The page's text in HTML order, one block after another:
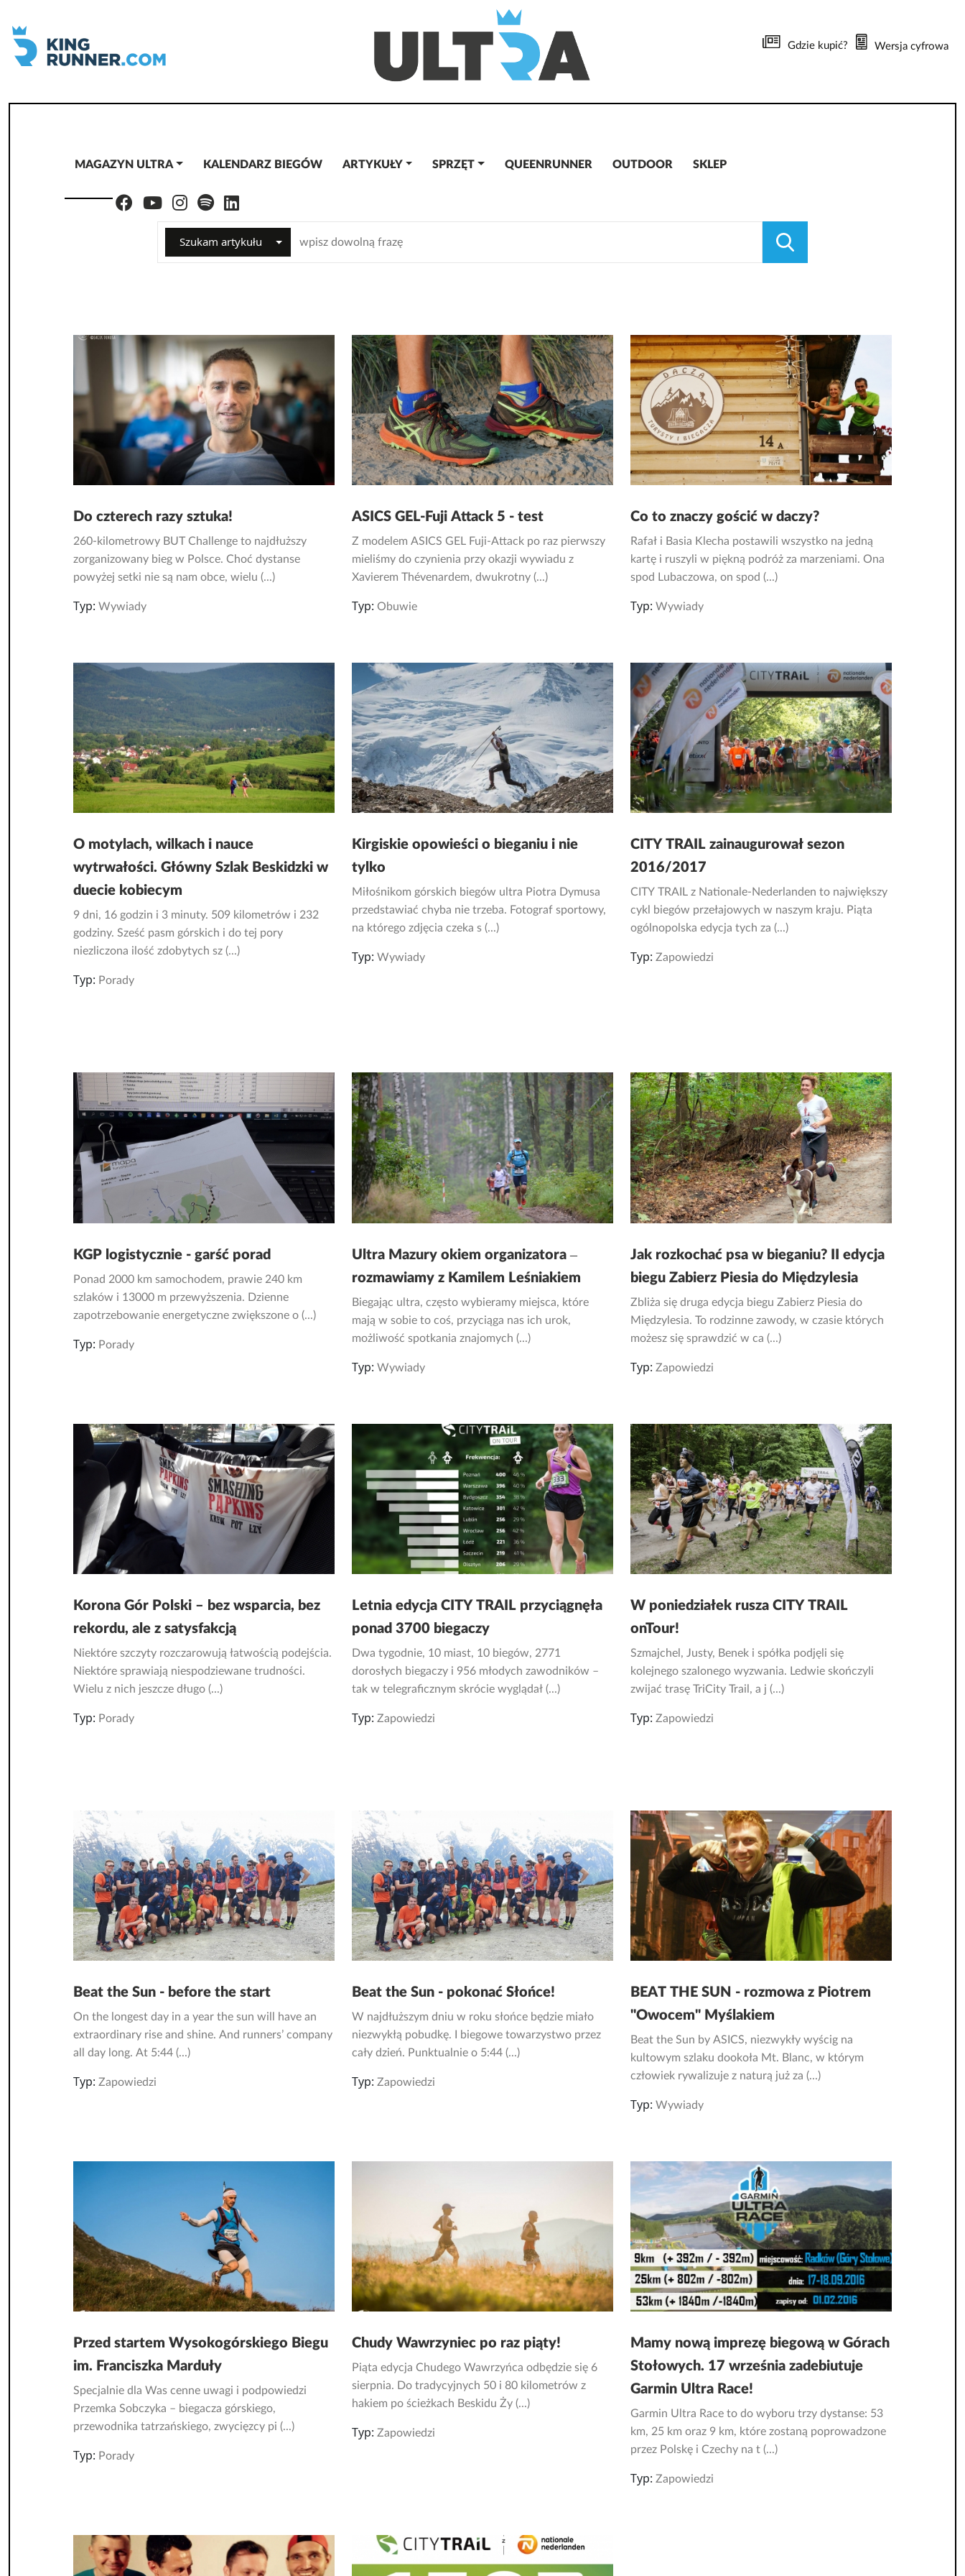
Gdzie kupić? Wersja cyfrowa
MAGAZYN ULTRA KALENDARZ BIEGÓW ARTYKUŁY SPRZĘT QUEENRUNNER OUTDOOR SKLEP
Szukam artykułu
Do czterech razy sztuka!
260-kilometrowy BUT Challenge to najdłuższy
zorganizowany bieg w Polsce. Choć dystanse
powyżej setki nie są nam obce, wielu (...)
Typ: Wywiady
ASICS GEL-Fuji Attack 5 - test
Z modelem ASICS GEL Fuji-Attack po raz pierwszy
mieliśmy do czynienia przy okazji wywiadu z
Xavierem Thévenardem, dwukrotny (...)
Typ: Obuwie
Co to znaczy gościć w daczy?
Rafał i Basia Klecha postawili wszystko na jedną
kartę i ruszyli w piękną podróż za marzeniami. Ona
spod Lubaczowa, on spod (...)
Typ: Wywiady
O motylach, wilkach i nauce
wytrwałości. Główny Szlak Beskidzki w
duecie kobiecym
9 dni, 16 godzin i 3 minuty. 509 kilometrów i 232
godziny. Sześć pasm górskich i do tej pory
niezliczona ilość zdobytych sz (...)
Typ: Porady
Kirgiskie opowieści o bieganiu i nie
tylko
Miłośnikom górskich biegów ultra Piotra Dymusa
przedstawiać chyba nie trzeba. Fotograf sportowy,
na którego zdjęcia czeka s (...)
Typ: Wywiady
CITY TRAIL zainaugurował sezon
2016/2017
CITY TRAIL z Nationale-Nederlanden to największy
cykl biegów przełajowych w naszym kraju. Piąta
ogólnopolska edycja tych za (...)
Typ: Zapowiedzi
KGP logistycznie - garść porad
Ponad 2000 km samochodem, prawie 240 km
szlaków i 13000 m przewyższenia. Dzienne
zapotrzebowanie energetyczne zwiększone o (...)
Typ: Porady
Ultra Mazury okiem organizatora ‒
rozmawiamy z Kamilem Leśniakiem
Biegając ultra, często wybieramy miejsca, które
mają w sobie to coś, przyciąga nas ich urok,
możliwość spotkania znajomych (...)
Typ: Wywiady
Jak rozkochać psa w bieganiu? II edycja
biegu Zabierz Piesia do Międzylesia
Zbliża się druga edycja biegu Zabierz Piesia do
Międzylesia. To rodzinne zawody, w czasie których
możesz się sprawdzić w ca (...)
Typ: Zapowiedzi
Korona Gór Polski – bez wsparcia, bez
rekordu, ale z satysfakcją
Niektóre szczyty rozczarowują łatwością podejścia.
Niektóre sprawiają niespodziewane trudności.
Wielu z nich jeszcze długo (...)
Typ: Porady
Letnia edycja CITY TRAIL przyciągnęła
ponad 3700 biegaczy
Dwa tygodnie, 10 miast, 10 biegów, 2771
dorosłych biegaczy i 956 młodych zawodników –
tak w telegraficznym skrócie wyglądał (...)
Typ: Zapowiedzi
W poniedziałek rusza CITY TRAIL
onTour!
Szmajchel, Justy, Benek i spółka podjęli się
kolejnego szalonego wyzwania. Ledwie skończyli
zwijać trasę TriCity Trail, a j (...)
Typ: Zapowiedzi
Beat the Sun - before the start
On the longest day in a year the sun will have an
extraordinary rise and shine. And runners’ company
all day long. At 5:44 (...)
Typ: Zapowiedzi
Beat the Sun - pokonać Słońce!
W najdłuższym dniu w roku słońce będzie miało
niezwykłą pobudkę. I biegowe towarzystwo przez
cały dzień. Punktualnie o 5:44 (...)
Typ: Zapowiedzi
BEAT THE SUN - rozmowa z Piotrem
"Owocem" Myślakiem
Beat the Sun by ASICS, niezwykły wyścig na
kultowym szlaku dookoła Mt. Blanc, w którym
człowiek rywalizuje z naturą już za (...)
Typ: Wywiady
Przed startem Wysokogórskiego Biegu
im. Franciszka Marduły
Specjalnie dla Was cenne uwagi i podpowiedzi
Przemka Sobczyka – biegacza górskiego,
przewodnika tatrzańskiego, zwycięzcy pi (...)
Typ: Porady
Chudy Wawrzyniec po raz piąty!
Piąta edycja Chudego Wawrzyńca odbędzie się 6
sierpnia. Do tradycyjnych 50 i 80 kilometrów z
hakiem po ścieżkach Beskidu Ży (...)
Typ: Zapowiedzi
Mamy nową imprezę biegową w Górach
Stołowych. 17 września zadebiutuje
Garmin Ultra Race!
Garmin Ultra Race to do wyboru trzy dystanse: 53
km, 25 km oraz 9 km, które zostaną poprowadzone
przez Polskę i Czechy na t (...)
Typ: Zapowiedzi